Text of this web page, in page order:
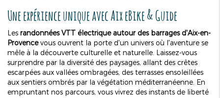
Une expérience unique avec Aix eBike & Guide
Les randonnées VTT électrique autour des barrages d'Aix-en-
Provencevous ouvrent la porte d'un univers où l'aventure se
mêle à la découverte culturelle et naturelle. Laissez-vous
surprendre par la diversité des paysages, allant des crêtes
escarpées aux vallées ombragées, des terrasses ensoleillées
aux sentiers ombrés par la végétation méditerranéenne. En
empruntant nos parcours, vous vivrez des instants de liberté